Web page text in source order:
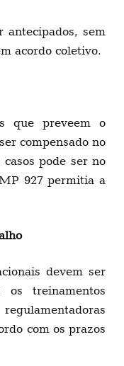
antecipados, sem
acordo coletivo.
que preveem o
compensado no
pode ser no
927 permitia a
devem ser
treinamentos
com os prazos